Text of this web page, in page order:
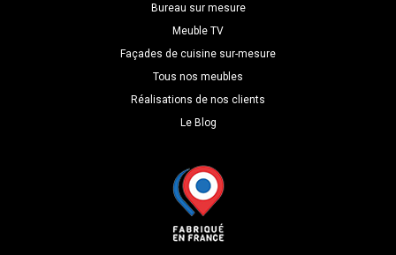
Bureau sur mesure
Meuble TV
Façades de cuisine sur-mesure
Tous nos meubles
Réalisations de nos clients
Le Blog